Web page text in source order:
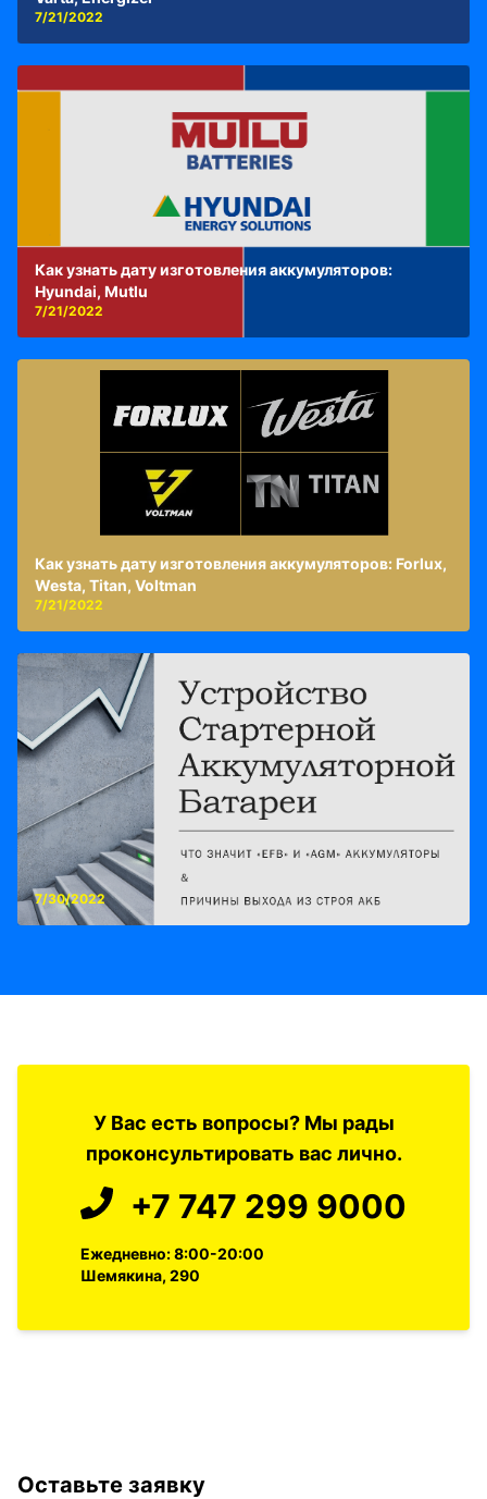
7/21/2022
Как узнать дату изготовления аккумуляторов:
Hyundai, Mutlu
7/21/2022
Как узнать дату изготовления аккумуляторов: Forlux,
Westa, Titan, Voltman
7/21/2022
7/30/2022
У Вас есть вопросы? Мы рады
проконсультировать вас лично.
+7 747 299 9000
Ежедневно: 8:00-20:00
Шемякина, 290
Оставьте заявку